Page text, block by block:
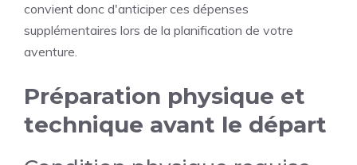
convient donc d'anticiper ces dépenses
supplémentaires lors de la planification de votre
aventure.
Préparation physique et
technique avant le départ